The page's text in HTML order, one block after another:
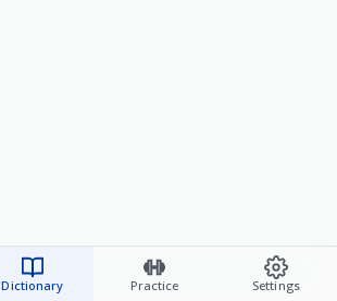
Dictionary Practice Settings